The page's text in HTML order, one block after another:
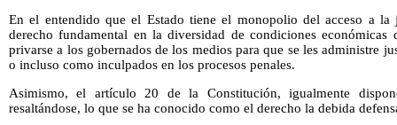
En el entendido que el Estado tiene el monopolio del acceso a
derecho fundamental en la diversidad de condiciones
privarse a los gobernados de los medios para que se les administre
o incluso como inculpados en los procesos penales.
Asimismo, el artículo 20 de la Constitución, igualmente
resaltándose, lo que se ha conocido como el derecho la debida